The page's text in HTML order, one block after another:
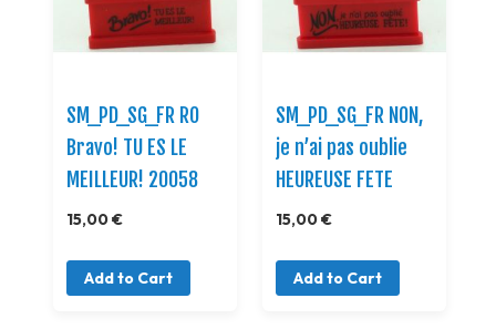
SM_PD_SG_FR RO
Bravo! TU ES LE
MEILLEUR! 20058
15,00 €
Add to Cart
SM_PD_SG_FR NON,
je n’ai pas oublie
HEUREUSE FETE
15,00 €
Add to Cart